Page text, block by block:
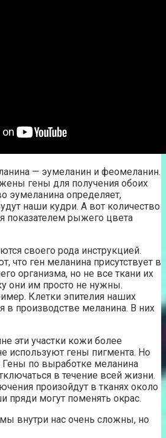
— эумеланин и феомеланин.
гены для получения обоих
эумеланина определяет,
наши кудри. А вот количество
показателем рыжего цвета
своего рода инструкцией.
что ген меланина присутствует в
организма, но не все ткани их
они им просто не нужны.
Клетки эпителия наших
в производстве меланина. В них
эти участки кожи более
используют гены пигмента. Но
Гены по выработке меланина
в течение всей жизни.
произойдут в тканях около
пряди могут поменять окрас.
внутри нас очень сложны, но